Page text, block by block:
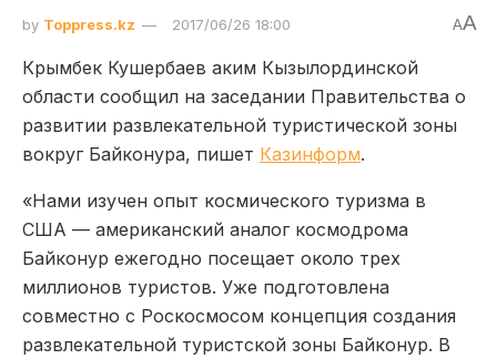
by Toppress.kz 2017/06/26 18:00 AA
Крымбек Кушербаев аким Кызылординской
области сообщил на заседании Правительства о
развитии развлекательной туристической зоны
вокруг Байконура, пишет Казинформ.
«Нами изучен опыт космического туризма в
США — американский аналог космодрома
Байконур ежегодно посещает около трех
миллионов туристов. Уже подготовлена
совместно с Роскосмосом концепция создания
развлекательной туристской зоны Байконур. В